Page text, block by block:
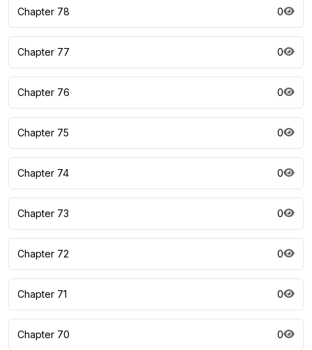
Chapter 78 0
Chapter 77 0
Chapter 76 0
Chapter 75 0
Chapter 74 0
Chapter 73 0
Chapter 72 0
Chapter 71 0
Chapter 70 0